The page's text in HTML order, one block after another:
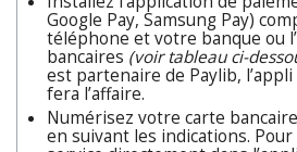
Google Pay, Samsung Pay)
téléphone et votre banque ou
bancaires (voir tableau ci-
est partenaire de Paylib,
fera l’affaire.
Numérisez votre carte
en suivant les indications. Pour